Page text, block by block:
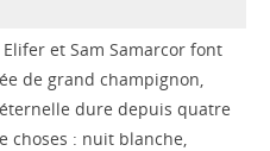
et Sam Samarcor font
de grand champignon,
dure depuis quatre
choses : nuit blanche,